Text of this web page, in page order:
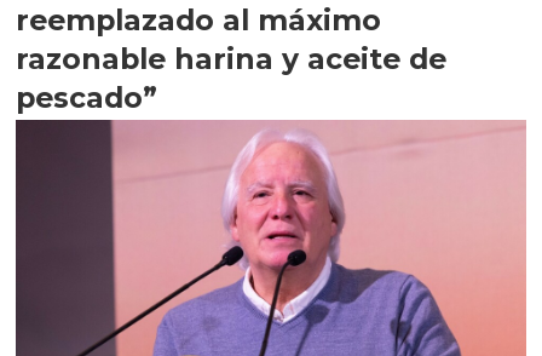
reemplazado al máximo
razonable harina y aceite de
pescado”